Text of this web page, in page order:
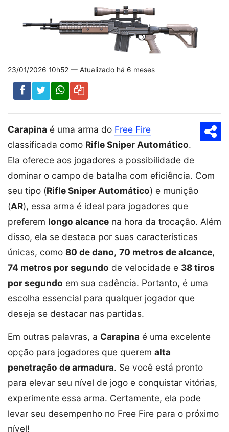
23/01/2026 10h52 — Atualizado há 6 meses
Carapina é uma arma do Free Fire
classificada como Rifle Sniper Automático.
Ela oferece aos jogadores a possibilidade de
dominar o campo de batalha com eficiência. Com
seu tipo (Rifle Sniper Automático) e munição
(AR), essa arma é ideal para jogadores que
preferem longo alcance na hora da trocação. Além
disso, ela se destaca por suas características
únicas, como 80 de dano, 70 metros de alcance,
74 metros por segundo de velocidade e 38 tiros
por segundo em sua cadência. Portanto, é uma
escolha essencial para qualquer jogador que
deseja se destacar nas partidas.
Em outras palavras, a Carapina é uma excelente
opção para jogadores que querem alta
penetração de armadura. Se você está pronto
para elevar seu nível de jogo e conquistar vitórias,
experimente essa arma. Certamente, ela pode
levar seu desempenho no Free Fire para o próximo
nível!